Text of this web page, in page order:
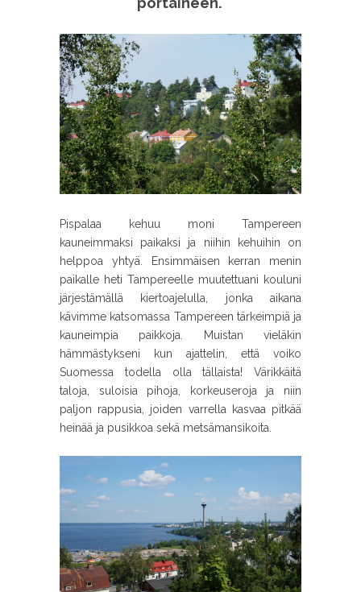
Pispalaa kehuu moni Tampereen
kauneimmaksi paikaksi ja niihin kehuihin on
helppoa yhtyä. Ensimmäisen kerran menin
paikalle heti Tampereelle muutettuani kouluni
järjestämällä kiertoajelulla, jonka aikana
kävimme katsomassa Tampereen tärkeimpiä ja
kauneimpia paikkoja. Muistan vieläkin
hämmästykseni kun ajattelin, että voiko
Suomessa todella olla tällaista! Värikkäitä
taloja, suloisia pihoja, korkeuseroja ja niin
paljon rappusia, joiden varrella kasvaa pitkää
heinää ja pusikkoa sekä metsämansikoita.